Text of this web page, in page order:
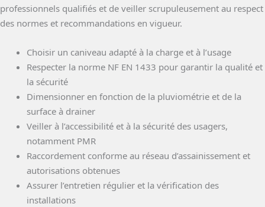
professionnels qualifiés et de veiller scrupuleusement au respect
des normes et recommandations en vigueur.
Choisir un caniveau adapté à la charge et à l’usage
Respecter la norme NF EN 1433 pour garantir la qualité et
la sécurité
Dimensionner en fonction de la pluviométrie et de la
surface à drainer
Veiller à l’accessibilité et à la sécurité des usagers,
notamment PMR
Raccordement conforme au réseau d’assainissement et
autorisations obtenues
Assurer l’entretien régulier et la vérification des
installations